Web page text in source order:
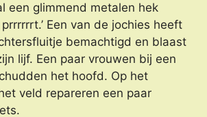
een glimmend metalen hek
Een van de jochies heeft
bemachtigd en blaast
lijf. Een paar vrouwen bij een
het hoofd. Op het
veld repareren een paar